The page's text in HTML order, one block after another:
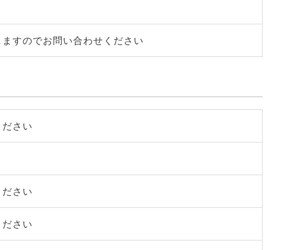
すのでお問い合わせください
さい
さい
さい